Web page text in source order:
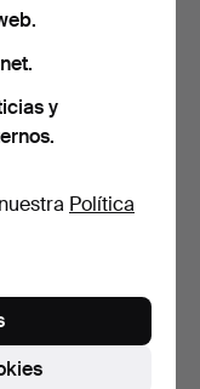
DE PIE, en forma de
estilo …
30 jun 2026
y
Política